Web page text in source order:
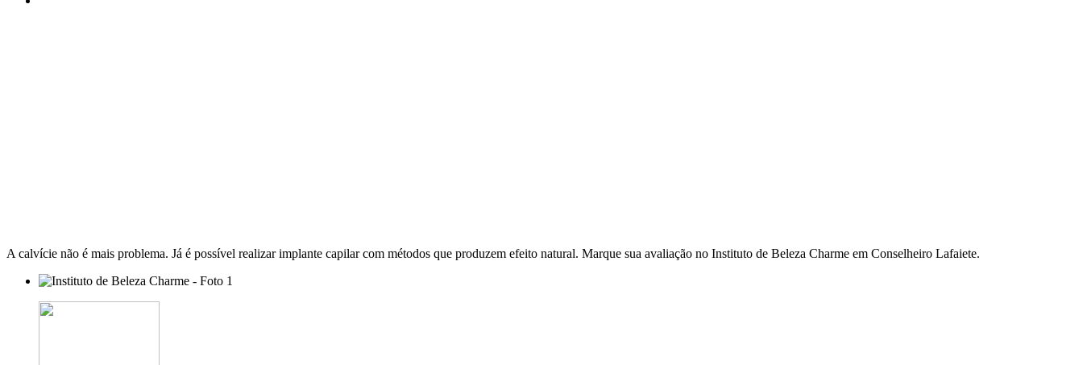
A calvície não é mais problema. Já é possível realizar implante capilar com métodos que produzem efeito natural. Marque sua avaliação no Instituto de Beleza Charme em Conselheiro Lafaiete.